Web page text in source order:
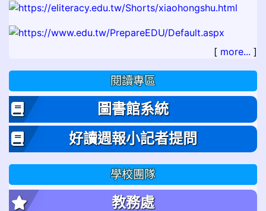
[ more... ]
閱讀專區
圖書館系統
好讀週報小記者提問
學校團隊
教務處